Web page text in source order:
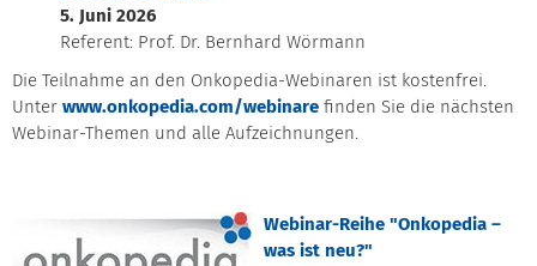
5. Juni 2026
Referent: Prof. Dr. Bernhard Wörmann
Die Teilnahme an den Onkopedia-Webinaren ist kostenfrei.
Unter www.onkopedia.com/webinare finden Sie die nächsten
Webinar-Themen und alle Aufzeichnungen.
Webinar-Reihe "Onkopedia –
was ist neu?"